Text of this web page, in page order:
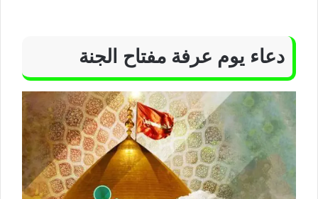
دعاء يوم عرفة مفتاح الجنة